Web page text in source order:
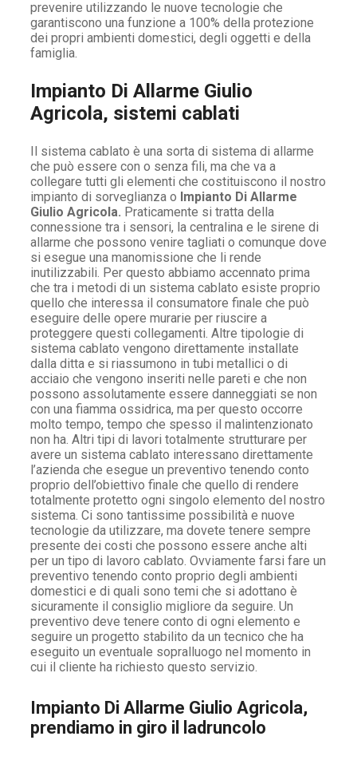
prevenire utilizzando le nuove tecnologie che
garantiscono una funzione a 100% della protezione
dei propri ambienti domestici, degli oggetti e della
famiglia.
Impianto Di Allarme Giulio
Agricola, sistemi cablati
Il sistema cablato è una sorta di sistema di allarme
che può essere con o senza fili, ma che va a
collegare tutti gli elementi che costituiscono il nostro
impianto di sorveglianza o Impianto Di Allarme
Giulio Agricola. Praticamente si tratta della
connessione tra i sensori, la centralina e le sirene di
allarme che possono venire tagliati o comunque dove
si esegue una manomissione che li rende
inutilizzabili. Per questo abbiamo accennato prima
che tra i metodi di un sistema cablato esiste proprio
quello che interessa il consumatore finale che può
eseguire delle opere murarie per riuscire a
proteggere questi collegamenti. Altre tipologie di
sistema cablato vengono direttamente installate
dalla ditta e si riassumono in tubi metallici o di
acciaio che vengono inseriti nelle pareti e che non
possono assolutamente essere danneggiati se non
con una fiamma ossidrica, ma per questo occorre
molto tempo, tempo che spesso il malintenzionato
non ha. Altri tipi di lavori totalmente strutturare per
avere un sistema cablato interessano direttamente
l’azienda che esegue un preventivo tenendo conto
proprio dell’obiettivo finale che quello di rendere
totalmente protetto ogni singolo elemento del nostro
sistema. Ci sono tantissime possibilità e nuove
tecnologie da utilizzare, ma dovete tenere sempre
presente dei costi che possono essere anche alti
per un tipo di lavoro cablato. Ovviamente farsi fare un
preventivo tenendo conto proprio degli ambienti
domestici e di quali sono temi che si adottano è
sicuramente il consiglio migliore da seguire. Un
preventivo deve tenere conto di ogni elemento e
seguire un progetto stabilito da un tecnico che ha
eseguito un eventuale sopralluogo nel momento in
cui il cliente ha richiesto questo servizio.
Impianto Di Allarme Giulio Agricola,
prendiamo in giro il ladruncolo